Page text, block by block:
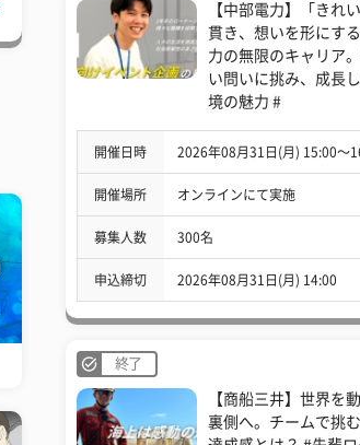
【中部電力】「きれ
貫き、想いを形にす
力の無限のキャリア
い問いに挑み、成長
境の魅力 #
開催日時 2026年08月31日(月) 15:00〜
開催場所 オンラインにて実施
募集人数 300名
申込締切 2026年08月31日(月) 14:00
終了
【商船三井】世界を
裏側へ。チームで挑